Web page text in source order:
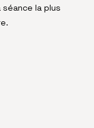
la plus